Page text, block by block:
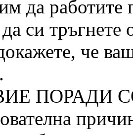
да работите
си
че
ПОРАДИ